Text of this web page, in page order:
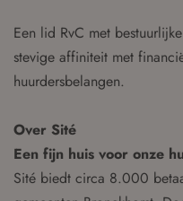
Een lid RvC met
stevige affiniteit met
huurdersbelangen.
Over Sité
Een fijn huis voor onze
Sité biedt circa 8.000